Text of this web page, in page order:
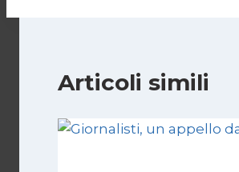
Articoli simili